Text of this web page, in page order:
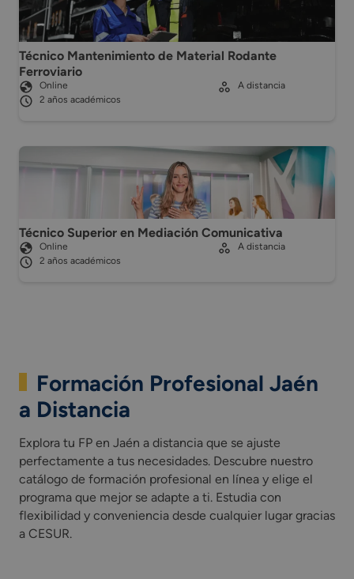
Técnico Mantenimiento de Material Rodante
Ferroviario
Online
2 años académicos
A distancia
Técnico Superior en Mediación Comunicativa
Online
2 años académicos
A distancia
Formación Profesional Jaén
a Distancia
Explora tu FP en Jaén a distancia que se ajuste
perfectamente a tus necesidades. Descubre nuestro
catálogo de formación profesional en línea y elige el
programa que mejor se adapte a ti. Estudia con
flexibilidad y conveniencia desde cualquier lugar gracias
a CESUR.